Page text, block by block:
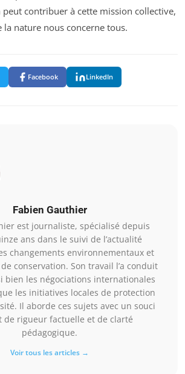
peut contribuer à cette mission collective,
nature nous concerne tous.
Facebook LinkedIn
Fabien Gauthier
est journaliste, spécialisé depuis
ans dans le suivi de l’actualité
changements environnementaux et
conservation. Son travail l’a conduit
bien les négociations internationales
les initiatives locales de protection
Il aborde ces sujets avec un souci
de rigueur factuelle et de clarté
pédagogique.
Voir tous les articles →